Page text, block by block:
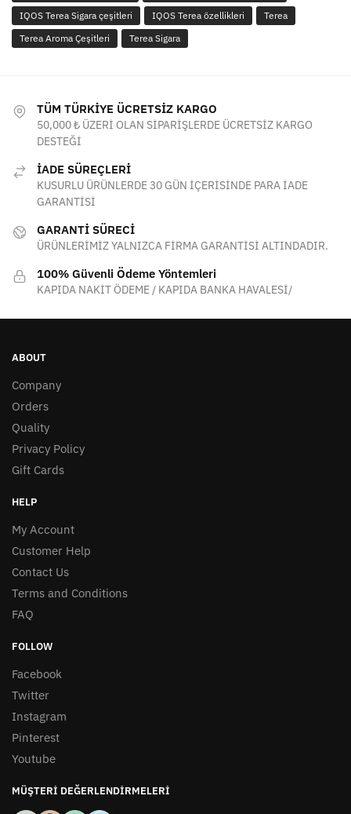
IQOS Terea Sigara çeşitleri
IQOS Terea özellikleri
Terea
Terea Aroma Çeşitleri
Terea Sigara
TÜM TÜRKİYE ÜCRETSİZ KARGO
50,000 ₺ ÜZERİ OLAN SİPARİŞLERDE ÜCRETSİZ KARGO
DESTEĞİ
İADE SÜREÇLERİ
KUSURLU ÜRÜNLERDE 30 GÜN İÇERİSİNDE PARA İADE
GARANTİSİ
GARANTİ SÜRECİ
ÜRÜNLERİMİZ YALNIZCA FİRMA GARANTİSİ ALTINDADIR.
100% Güvenli Ödeme Yöntemleri
KAPIDA NAKİT ÖDEME / KAPIDA BANKA HAVALESİ/
ABOUT
Company
Orders
Quality
Privacy Policy
Gift Cards
HELP
My Account
Customer Help
Contact Us
Terms and Conditions
FAQ
FOLLOW
Facebook
Twitter
Instagram
Pinterest
Youtube
MÜŞTERI DEĞERLENDIRMELERI